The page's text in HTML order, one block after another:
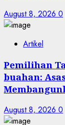
August 8, 2026 0
Artikel
Pemilihan
buahan:
August 8, 2026 0